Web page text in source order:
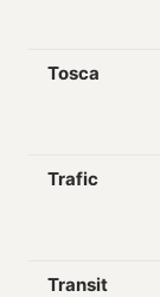
Tosca
Trafic
Transit